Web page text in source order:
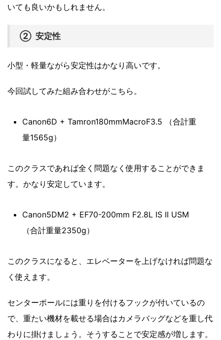
いても良いかもしれません。
② 安定性
小型・軽量ながら安定性はかなり高いです。
今回試してみた組み合わせがこちら。
Canon6D + Tamron180mmMacroF3.5 （合計重
量1565g）
このクラスであれば全く問題なく使用することができま
す。かなり安定しています。
Canon5DM2 + EF70-200mm F2.8L IS II USM
（合計重量2350g）
このクラスになると、エレベーターを上げなければ問題な
く使えます。
センターポールには重りを付けるフックが付いているの
で、重たい機材を載せる場合はカメラバッグなどを重し代
わりに掛けましょう。そうすることで安定感が増します。